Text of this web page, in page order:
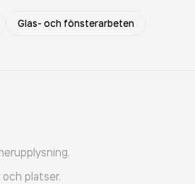
Glas- och fönsterarbeten
platser.